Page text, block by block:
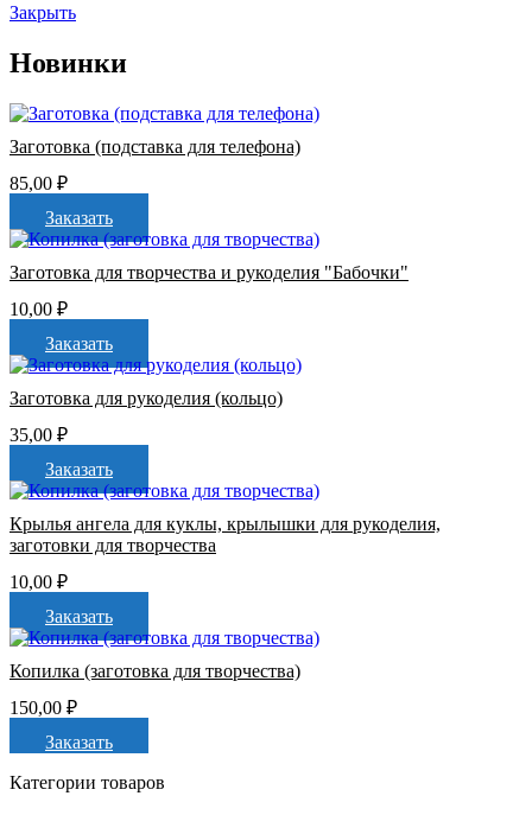
Закрыть
Новинки
Заготовка (подставка для телефона)
85,00 ₽
Заказать
Заготовка для творчества и рукоделия "Бабочки"
10,00 ₽
Заказать
Заготовка для рукоделия (кольцо)
35,00 ₽
Заказать
Крылья ангела для куклы, крылышки для рукоделия,
заготовки для творчества
10,00 ₽
Заказать
Копилка (заготовка для творчества)
150,00 ₽
Заказать
Категории товаров